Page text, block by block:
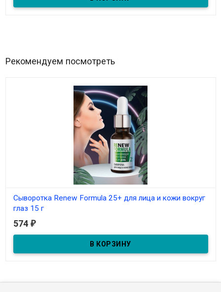
Рекомендуем посмотреть
Сыворотка Renew Formula 25+ для лица и кожи вокруг
глаз 15 г
В наличии
с кофеином и аллантоином
574 ₽